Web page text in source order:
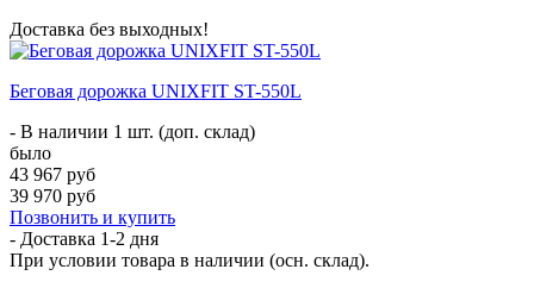
Доставка без выходных!
Беговая дорожка UNIXFIT ST-550L
- В наличии 1 шт. (доп. склад)
было
43 967 руб
39 970 руб
Позвонить и купить
- Доставка 1-2 дня
При условии товара в наличии (осн. склад).